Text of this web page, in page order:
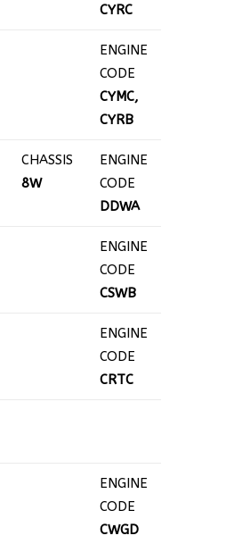
CYRC
ENGINE
CODE
CYMC,
CYRB
CHASSIS
8W
ENGINE
CODE
DDWA
ENGINE
CODE
CSWB
ENGINE
CODE
CRTC
ENGINE
CODE
CWGD